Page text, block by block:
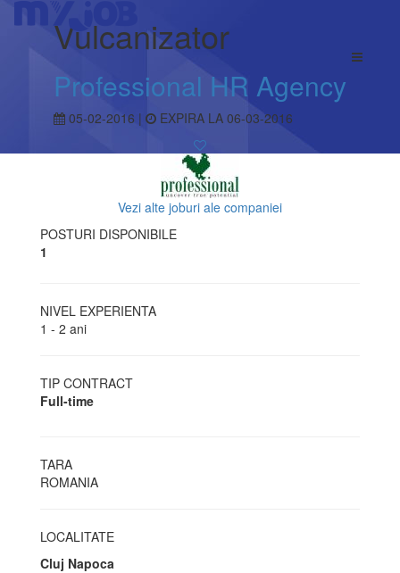
Vulcanizator
Professional HR Agency
05-02-2016 | EXPIRA LA 06-03-2016
Vezi alte joburi ale companiei
POSTURI DISPONIBILE
1
NIVEL EXPERIENTA
1 - 2 ani
TIP CONTRACT
Full-time
TARA
ROMANIA
LOCALITATE
Cluj Napoca